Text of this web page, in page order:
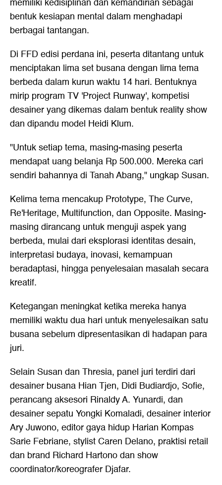
bentuk kesiapan mental dalam menghadapi
berbagai tantangan.
Di FFD edisi perdana ini, peserta ditantang untuk
menciptakan lima set busana dengan lima tema
berbeda dalam kurun waktu 14 hari. Bentuknya
mirip program TV 'Project Runway', kompetisi
desainer yang dikemas dalam bentuk reality show
dan dipandu model Heidi Klum.
"Untuk setiap tema, masing-masing peserta
mendapat uang belanja Rp 500.000. Mereka cari
sendiri bahannya di Tanah Abang," ungkap Susan.
Kelima tema mencakup Prototype, The Curve,
Re'Heritage, Multifunction, dan Opposite. Masing-
masing dirancang untuk menguji aspek yang
berbeda, mulai dari eksplorasi identitas desain,
interpretasi budaya, inovasi, kemampuan
beradaptasi, hingga penyelesaian masalah secara
kreatif.
Ketegangan meningkat ketika mereka hanya
memiliki waktu dua hari untuk menyelesaikan satu
busana sebelum dipresentasikan di hadapan para
juri.
Selain Susan dan Thresia, panel juri terdiri dari
desainer busana Hian Tjen, Didi Budiardjo, Sofie,
perancang aksesori Rinaldy A. Yunardi, dan
desainer sepatu Yongki Komaladi, desainer interior
Ary Juwono, editor gaya hidup Harian Kompas
Sarie Febriane, stylist Caren Delano, praktisi retail
dan brand Richard Hartono dan show
coordinator/koreografer Djafar.